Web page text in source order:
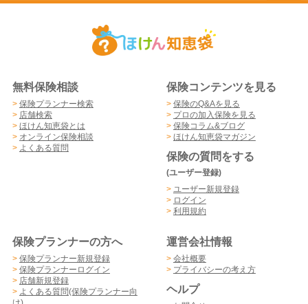
無料保険相談
> 保険プランナー検索
> 店舗検索
> ほけん知恵袋とは
> オンライン保険相談
> よくある質問
保険コンテンツを見る
> 保険のQ&Aを見る
> プロの加入保険を見る
> 保険コラム&ブログ
> ほけん知恵袋マガジン
保険の質問をする
(ユーザー登録)
> ユーザー新規登録
> ログイン
> 利用規約
保険プランナーの方へ
> 保険プランナー新規登録
> 保険プランナーログイン
> 店舗新規登録
> よくある質問(保険プランナー向
運営会社情報
> 会社概要
> プライバシーの考え方
ヘルプ